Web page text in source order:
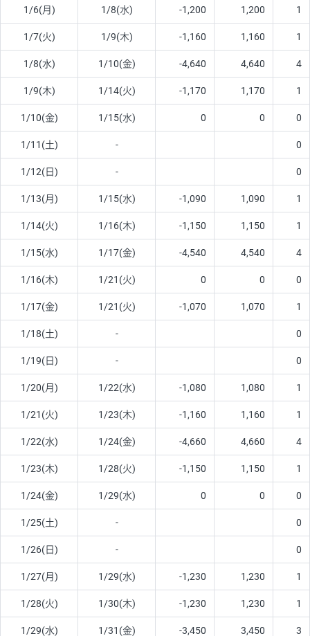
1/6(月) 1/8(水) -1,200 1,200 1
1/7(火) 1/9(木) -1,160 1,160 1
1/8(水) 1/10(金) -4,640 4,640 4
1/9(木) 1/14(火) -1,170 1,170 1
1/10(金) 1/15(水) 0 0 0
1/11(土) - 0
1/12(日) - 0
1/13(月) 1/15(水) -1,090 1,090 1
1/14(火) 1/16(木) -1,150 1,150 1
1/15(水) 1/17(金) -4,540 4,540 4
1/16(木) 1/21(火) 0 0 0
1/17(金) 1/21(火) -1,070 1,070 1
1/18(土) - 0
1/19(日) - 0
1/20(月) 1/22(水) -1,080 1,080 1
1/21(火) 1/23(木) -1,160 1,160 1
1/22(水) 1/24(金) -4,660 4,660 4
1/23(木) 1/28(火) -1,150 1,150 1
1/24(金) 1/29(水) 0 0 0
1/25(土) - 0
1/26(日) - 0
1/27(月) 1/29(水) -1,230 1,230 1
1/28(火) 1/30(木) -1,230 1,230 1
1/29(水) 1/31(金) -3,450 3,450 3